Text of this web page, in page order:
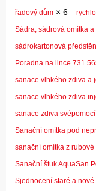
řadový dům × 6
Sádra, sádrová omítka
sádrokartonová
Poradna na lince 731
sanace vlhkého zdiva a
sanace vlhkého zdiva
sanace zdiva svépomocí
Sanační omítka pod
sanační omítka z rubové
Sanační štuk AquaSan
Sjednocení staré a nové